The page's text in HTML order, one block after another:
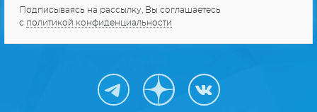
Подписываясь на рассылку, Вы соглашаетесь
с политикой конфиденциальности